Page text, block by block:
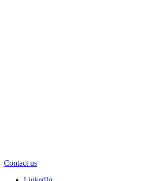
Contact us